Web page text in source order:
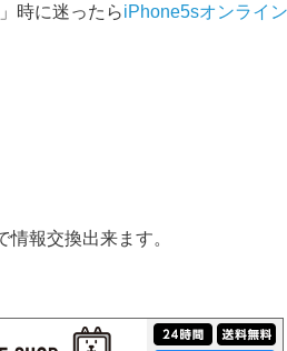
時に迷ったらiPhone5sオンライ
情報交換出来ます。